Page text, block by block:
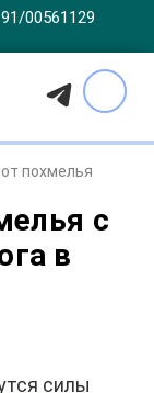
00561129
похмелья
с
в
силы